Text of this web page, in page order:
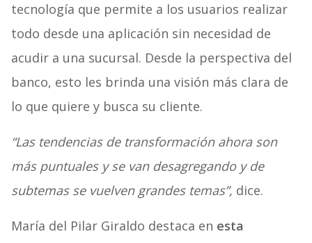
tecnología que permite a los usuarios realizar
todo desde una aplicación sin necesidad de
acudir a una sucursal. Desde la perspectiva del
banco, esto les brinda una visión más clara de
lo que quiere y busca su cliente.
“Las tendencias de transformación ahora son
más puntuales y se van desagregando y de
subtemas se vuelven grandes temas”, dice.
María del Pilar Giraldo destaca en esta